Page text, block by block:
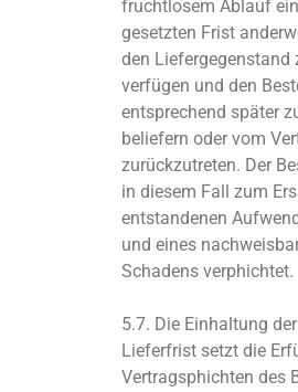
fruchtlosem Ablauf
gesetzten Frist
den Liefergegenstand
verfügen und den
entsprechend später
beliefern oder vom
zurückzutreten. Der
in diesem Fall zum
entstandenen
und eines
Schadens verphichtet.
5.7. Die Einhaltung der
Lieferfrist setzt die
Vertragsphichten des